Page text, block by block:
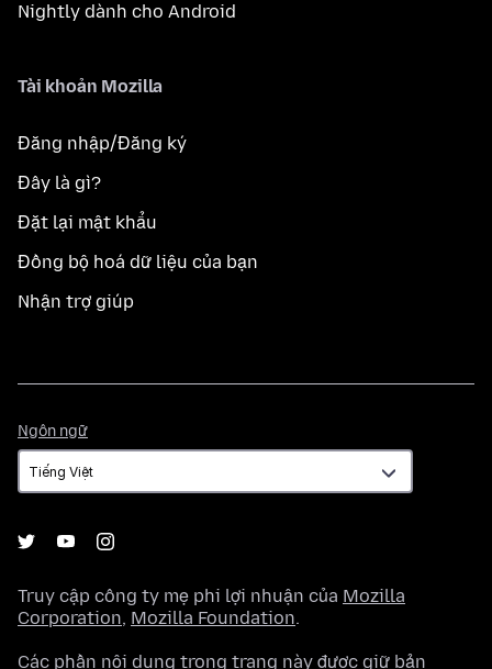
Nightly dành cho Android
Tài khoản Mozilla
Đăng nhập/Đăng ký
Đây là gì?
Đặt lại mật khẩu
Đồng bộ hoá dữ liệu của bạn
Nhận trợ giúp
Ngôn ngữ
ngữ
Truy cập công ty mẹ phi lợi nhuận của Mozilla
Corporation, Mozilla Foundation.
Các phần nội dung trong trang này được giữ bản